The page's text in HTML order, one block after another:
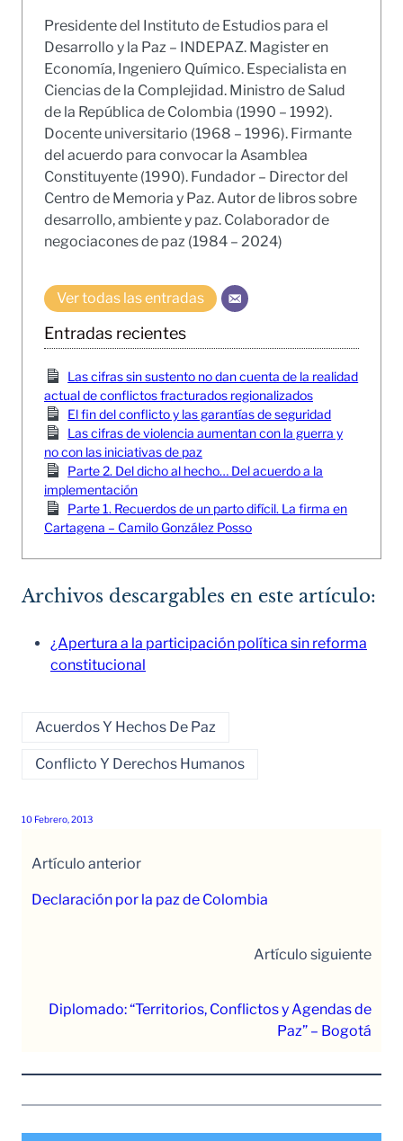
Presidente del Instituto de Estudios para el
Desarrollo y la Paz – INDEPAZ. Magister en
Economía, Ingeniero Químico. Especialista en
Ciencias de la Complejidad. Ministro de Salud
de la República de Colombia (1990 – 1992).
Docente universitario (1968 – 1996). Firmante
del acuerdo para convocar la Asamblea
Constituyente (1990). Fundador – Director del
Centro de Memoria y Paz. Autor de libros sobre
desarrollo, ambiente y paz. Colaborador de
negociacones de paz (1984 – 2024)
Ver todas las entradas
Entradas recientes
Las cifras sin sustento no dan cuenta de la realidad
actual de conflictos fracturados regionalizados
El fin del conflicto y las garantías de seguridad
Las cifras de violencia aumentan con la guerra y
no con las iniciativas de paz
Parte 2. Del dicho al hecho… Del acuerdo a la
implementación
Parte 1. Recuerdos de un parto difícil. La firma en
Cartagena – Camilo González Posso
Archivos descargables en este artículo:
¿Apertura a la participación política sin reforma
constitucional
Acuerdos Y Hechos De Paz
Conflicto Y Derechos Humanos
10 Febrero, 2013
Artículo anterior
Declaración por la paz de Colombia
Artículo siguiente
Diplomado: “Territorios, Conflictos y Agendas de
Paz” – Bogotá